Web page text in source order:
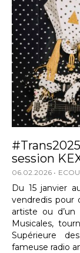
session
06.02.2026
Du 15 janvier
vendredis pour
artiste ou d’un
Musicales,
Supérieure
fameuse radio